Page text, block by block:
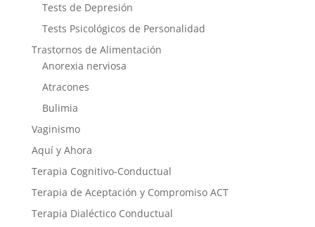
Tests de Depresión
Tests Psicológicos de Personalidad
Trastornos de Alimentación
Anorexia nerviosa
Atracones
Bulimia
Vaginismo
Aquí y Ahora
Terapia Cognitivo-Conductual
Terapia de Aceptación y Compromiso ACT
Terapia Dialéctico Conductual